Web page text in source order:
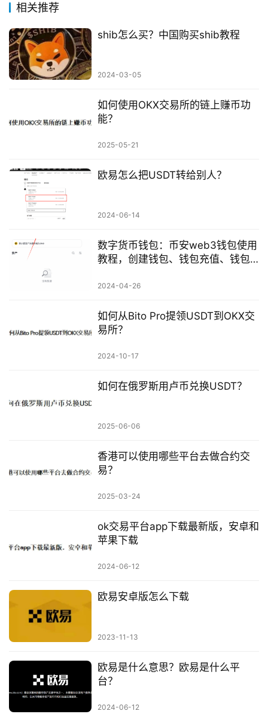
相关推荐
shib怎么买？中国购买shib教程
2024-03-05
如何使用OKX交易所的链上赚币功
能？
2025-05-21
欧易怎么把USDT转给别人？
2024-06-14
数字货币钱包：币安web3钱包使用
教程，创建钱包、钱包充值、钱包
2024-04-26
如何从Bito Pro提领USDT到OKX交
易所？
2024-10-17
如何在俄罗斯用卢币兑换USDT？
2025-06-06
香港可以使用哪些平台去做合约交
易？
2025-03-24
ok交易平台app下载最新版，安卓和
苹果下载
2024-06-12
欧易安卓版怎么下载
2023-11-13
欧易是什么意思？欧易是什么平
台？
2024-06-12